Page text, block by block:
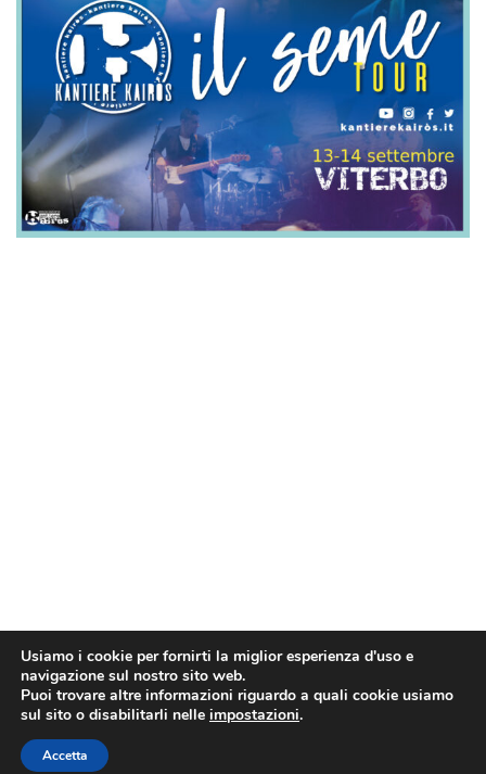
Usiamo i cookie per fornirti la miglior esperienza d'uso e
navigazione sul nostro sito web.
Puoi trovare altre informazioni riguardo a quali cookie usiamo
sul sito o disabilitarli nelle impostazioni.
Accetta